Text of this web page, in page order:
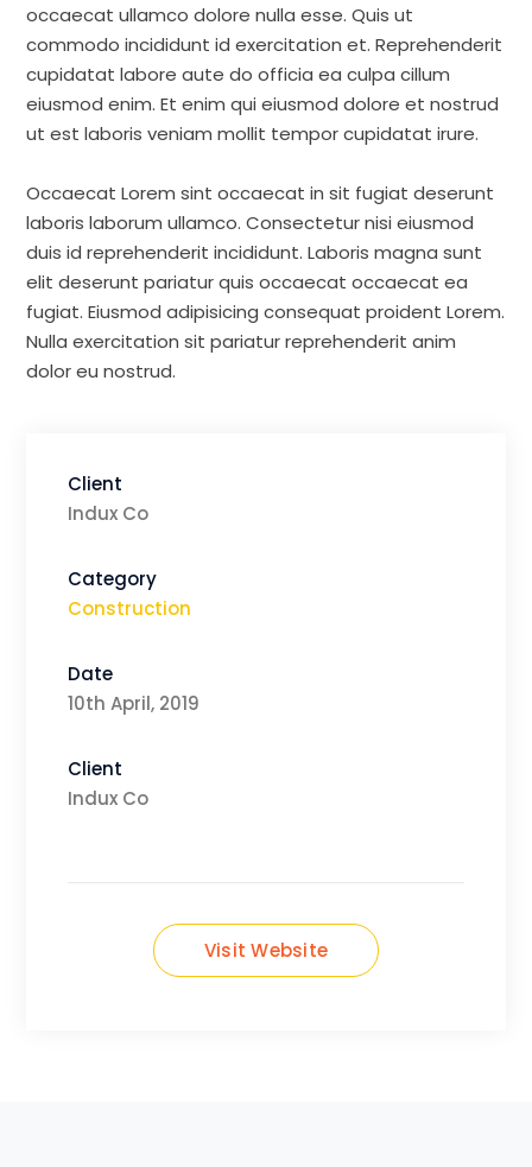
occaecat ullamco dolore nulla esse. Quis ut
commodo incididunt id exercitation et. Reprehenderit
cupidatat labore aute do officia ea culpa cillum
eiusmod enim. Et enim qui eiusmod dolore et nostrud
ut est laboris veniam mollit tempor cupidatat irure.
Occaecat Lorem sint occaecat in sit fugiat deserunt
laboris laborum ullamco. Consectetur nisi eiusmod
duis id reprehenderit incididunt. Laboris magna sunt
elit deserunt pariatur quis occaecat occaecat ea
fugiat. Eiusmod adipisicing consequat proident Lorem.
Nulla exercitation sit pariatur reprehenderit anim
dolor eu nostrud.
Client
Indux Co
Category
Construction
Date
10th April, 2019
Client
Indux Co
Visit Website